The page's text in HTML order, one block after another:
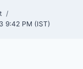
9:42 PM (IST)